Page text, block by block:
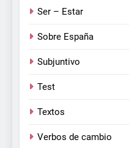
Ser – Estar
Sobre España
Subjuntivo
Test
Textos
Verbos de cambio